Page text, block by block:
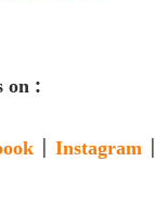
on :
Instagram